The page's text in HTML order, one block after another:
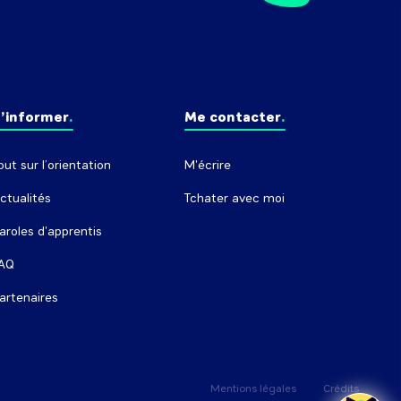
sur l’orientation
d'apprentis
Me contacter
M'écrire
Tchater avec moi
Mentions légales Crédits